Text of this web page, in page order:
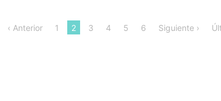
‹ Anterior 1 2 3 4 5 6 Siguiente ›